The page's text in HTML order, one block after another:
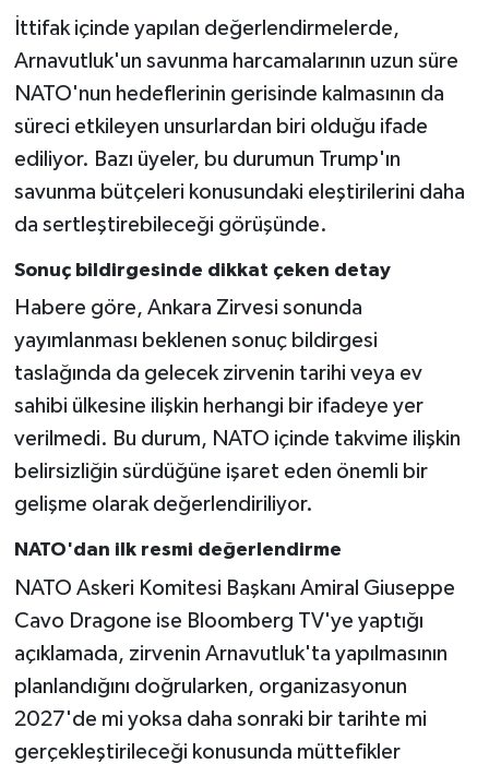
İttifak içinde yapılan değerlendirmelerde,
Arnavutluk'un savunma harcamalarının uzun süre
NATO'nun hedeflerinin gerisinde kalmasının da
süreci etkileyen unsurlardan biri olduğu ifade
ediliyor. Bazı üyeler, bu durumun Trump'ın
savunma bütçeleri konusundaki eleştirilerini daha
da sertleştirebileceği görüşünde.
Sonuç bildirgesinde dikkat çeken detay
Habere göre, Ankara Zirvesi sonunda
yayımlanması beklenen sonuç bildirgesi
taslağında da gelecek zirvenin tarihi veya ev
sahibi ülkesine ilişkin herhangi bir ifadeye yer
verilmedi. Bu durum, NATO içinde takvime ilişkin
belirsizliğin sürdüğüne işaret eden önemli bir
gelişme olarak değerlendiriliyor.
NATO'dan ilk resmi değerlendirme
NATO Askeri Komitesi Başkanı Amiral Giuseppe
Cavo Dragone ise Bloomberg TV'ye yaptığı
açıklamada, zirvenin Arnavutluk'ta yapılmasının
planlandığını doğrularken, organizasyonun
2027'de mi yoksa daha sonraki bir tarihte mi
gerçekleştirileceği konusunda müttefikler